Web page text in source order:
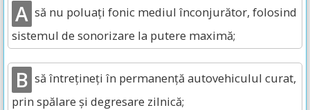
A să nu poluați fonic mediul înconjurător, folosind
sistemul de sonorizare la putere maximă;
B să întrețineți în permanență autovehiculul curat,
prin spălare și degresare zilnică;